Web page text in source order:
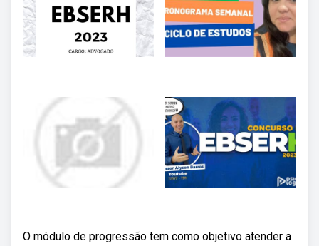
O módulo de progressão tem como objetivo atender a